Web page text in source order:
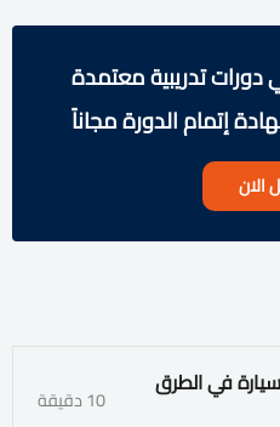
تدريبية معتمدة
إتمام الدورة مجاناً
الان
في الطرق 10 دقيقة